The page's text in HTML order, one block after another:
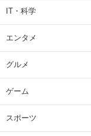
IT・科学
エンタメ
グルメ
ゲーム
スポーツ